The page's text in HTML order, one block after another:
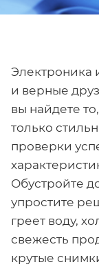
Электроника
и верные
вы найдете
только
проверки
Обустройте
упростите
греет воду,
свежесть
крутые